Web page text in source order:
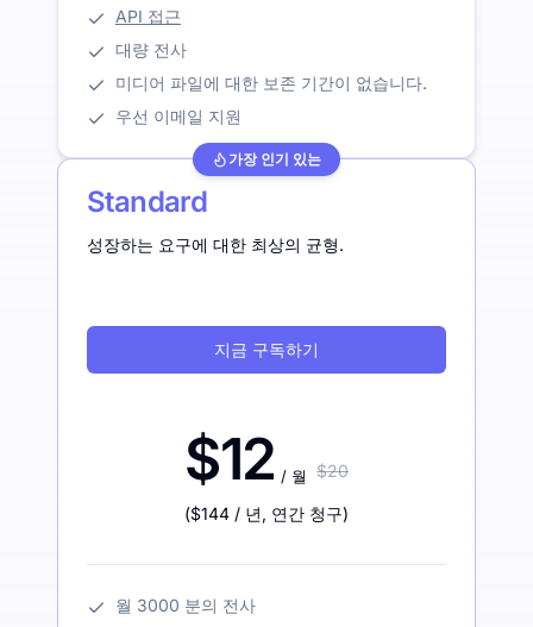
API 접근
대량 전사
미디어 파일에 대한 보존 기간이 없습니다.
우선 이메일 지원
가장 인기 있는
Standard
성장하는 요구에 대한 최상의 균형.
지금 구독하기
$12 / 월 $20
($144 / 년, 연간 청구)
월 3000 분의 전사